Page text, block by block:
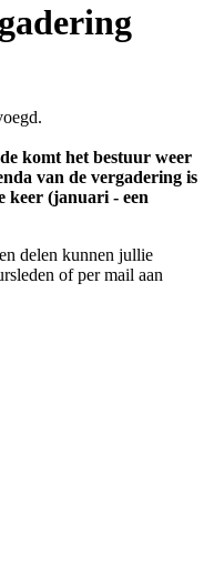
komt het bestuur weer
van de vergadering is
keer (januari - een
delen kunnen jullie
of per mail aan